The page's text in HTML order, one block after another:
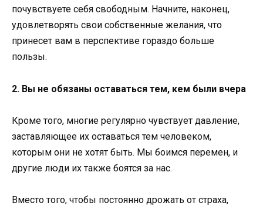
почувствуете себя свободным. Начните, наконец,
удовлетворять свои собственные желания, что
принесет вам в перспективе гораздо больше
пользы.
2. Вы не обязаны оставаться тем, кем были вчера
Кроме того, многие регулярно чувствует давление,
заставляющее их оставаться тем человеком,
которым они не хотят быть. Мы боимся перемен, и
другие люди их также боятся за нас.
Вместо того, чтобы постоянно дрожать от страха,